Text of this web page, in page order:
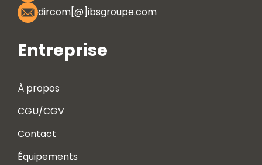
dircom[@]ibsgroupe.com
Entreprise
À propos
CGU/CGV
Contact
Équipements